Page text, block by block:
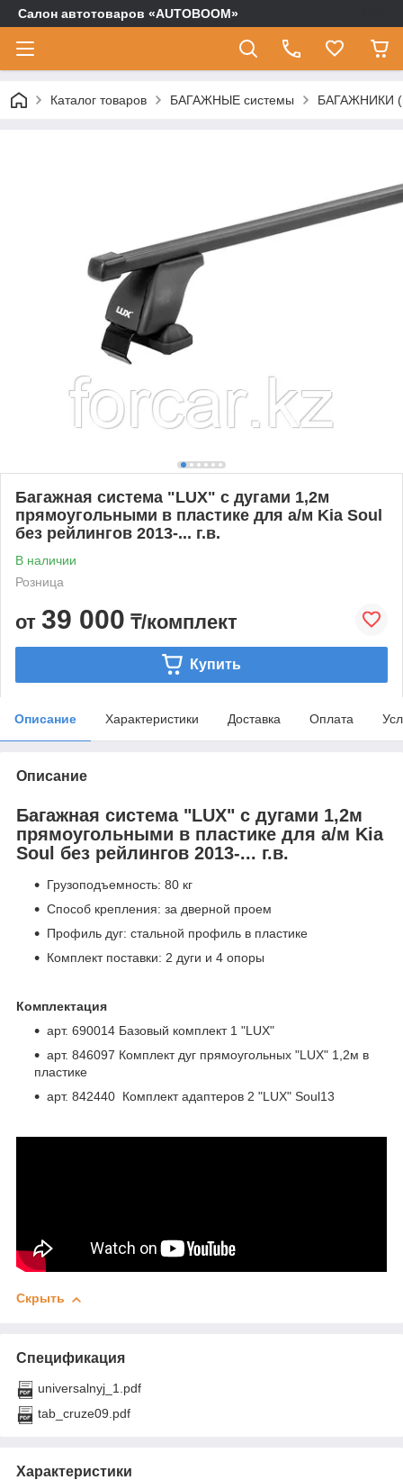
Салон автотоваров «AUTOBOOM»
Каталог товаров БАГАЖНЫЕ системы БАГАЖНИКИ
Багажная система "LUX" с дугами 1,2м
прямоугольными в пластике для а/м Kia Soul
без рейлингов 2013-... г.в.
В наличии
Розница
от 39 000 ₸/комплект
Купить
Описание Характеристики Доставка Оплата
Описание
Багажная система "LUX" с дугами 1,2м
прямоугольными в пластике для а/м Kia
Soul без рейлингов 2013-... г.в.
Грузоподъемность: 80 кг
Способ крепления: за дверной проем
Профиль дуг: стальной профиль в пластике
Комплект поставки: 2 дуги и 4 опоры
Комплектация
арт. 690014 Базовый комплект 1 "LUX"
арт. 846097 Комплект дуг прямоугольных "LUX" 1,2м в
пластике
арт. 842440 Комплект адаптеров 2 "LUX" Soul13
Скрыть
Спецификация
universalnyj_1.pdf
tab_cruze09.pdf
Характеристики